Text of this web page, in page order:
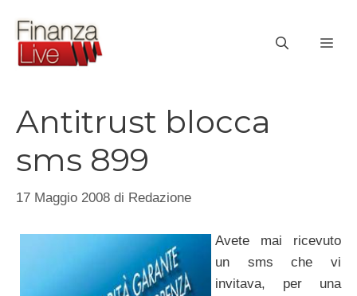
contenuto
Antitrust blocca
sms 899
17 Maggio 2008 di Redazione
Avete mai ricevuto
un sms che vi
invitava, per una